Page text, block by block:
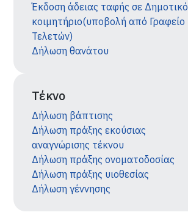
Έκδοση άδειας ταφής σε Δημοτικό
κοιμητήριο(υποβολή από Γραφείο
Τελετών)
Δήλωση θανάτου
Τέκνο
Δήλωση βάπτισης
Δήλωση πράξης εκούσιας
αναγνώρισης τέκνου
Δήλωση πράξης ονοματοδοσίας
Δήλωση πράξης υιοθεσίας
Δήλωση γέννησης